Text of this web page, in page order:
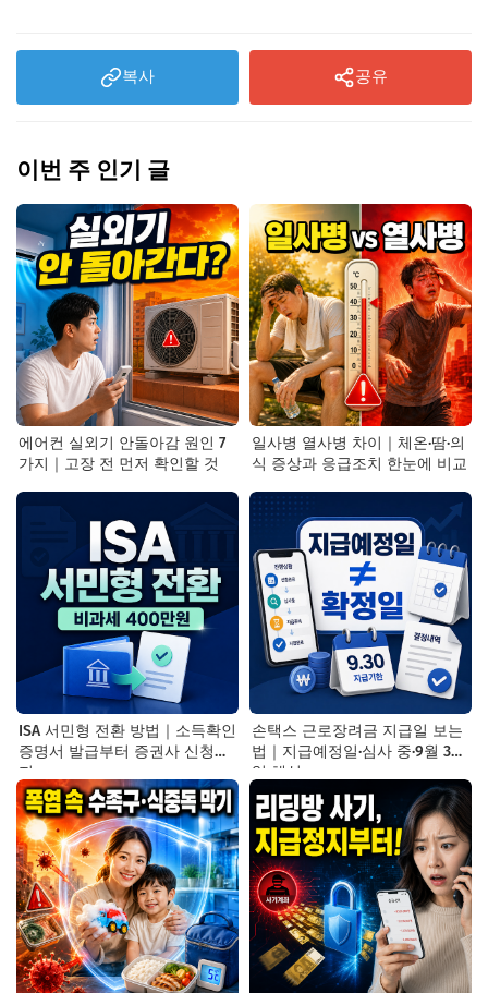
복사 공유
이번 주 인기 글
에어컨 실외기 안돌아감 원인 7
가지｜고장 전 먼저 확인할 것
일사병 열사병 차이｜체온·땀·의
식 증상과 응급조치 한눈에 비교
ISA 서민형 전환 방법｜소득확인
증명서 발급부터 증권사 신청까
지
손택스 근로장려금 지급일 보는
법｜지급예정일·심사 중·9월 30
일 해석